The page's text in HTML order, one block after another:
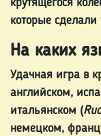
крутящегося
которые
На каких
Удачная игра в
английском,
итальянском (
немецком,